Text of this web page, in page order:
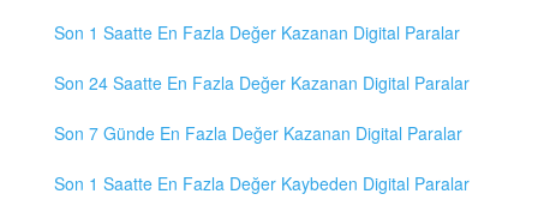
Son 1 Saatte En Fazla Değer Kazanan Digital Paralar
Son 24 Saatte En Fazla Değer Kazanan Digital Paralar
Son 7 Günde En Fazla Değer Kazanan Digital Paralar
Son 1 Saatte En Fazla Değer Kaybeden Digital Paralar